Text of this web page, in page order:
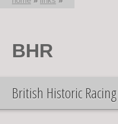
U bent hier
BHR
British Historic